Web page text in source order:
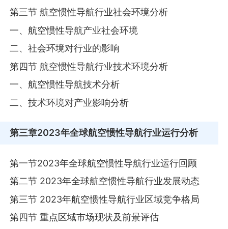
第三节 航空惯性导航行业社会环境分析
一、航空惯性导航产业社会环境
二、社会环境对行业的影响
第四节 航空惯性导航行业技术环境分析
一、航空惯性导航技术分析
二、技术环境对产业影响分析
第三章2023年全球航空惯性导航行业运行分析
第一节2023年全球航空惯性导航行业运行回顾
第二节 2023年全球航空惯性导航行业发展动态
第三节 2023年航空惯性导航行业区域竞争格局
第四节 重点区域市场现状及前景评估